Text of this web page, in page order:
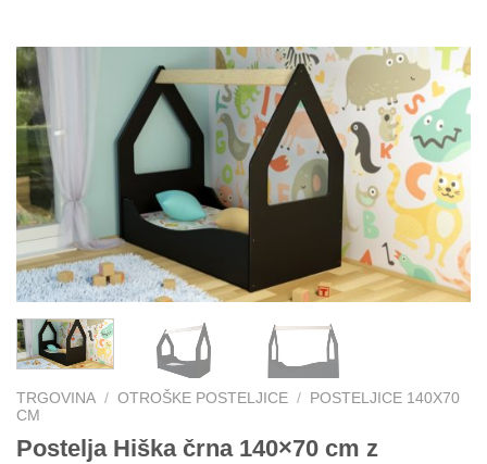
TRGOVINA / OTROŠKE POSTELJICE /
POSTELJICE 140X70
CM
Postelja Hiška črna 140×70 cm z